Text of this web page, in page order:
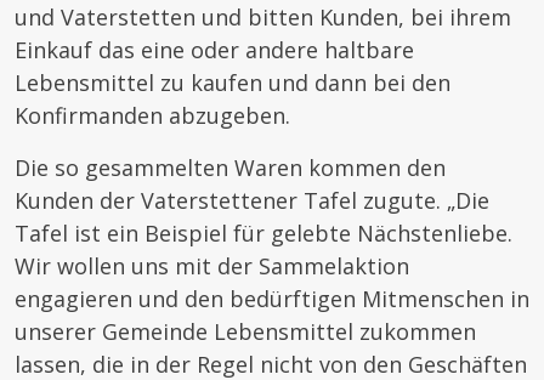
und Vaterstetten und bitten Kunden, bei ihrem
Einkauf das eine oder andere haltbare
Lebensmittel zu kaufen und dann bei den
Konfirmanden abzugeben.
Die so gesammelten Waren kommen den
Kunden der Vaterstettener Tafel zugute. „Die
Tafel ist ein Beispiel für gelebte Nächstenliebe.
Wir wollen uns mit der Sammelaktion
engagieren und den bedürftigen Mitmenschen in
unserer Gemeinde Lebensmittel zukommen
lassen, die in der Regel nicht von den Geschäften